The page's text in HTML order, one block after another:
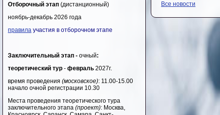
Отборочный этап (дистанционный)
ноябрь-декабрь 2026 года
правила участия в отборочном этапе
Заключительный этап - очный:
теоретический тур - февраль 2027г.
время проведения (московское): 11.00-15.00
начало очной регистрации 10.30
Места проведения теоретического тура
заключительного этапа (проект): Москва,
Все новости